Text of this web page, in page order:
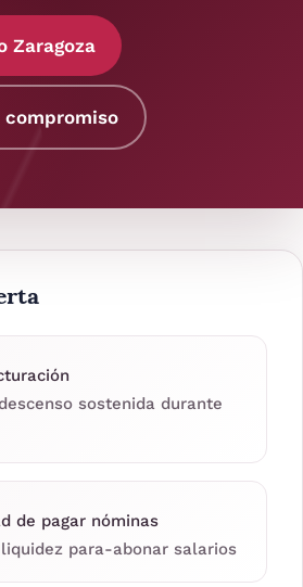
Zaragoza
sostenida durante
de pagar nóminas
para-abonar salarios